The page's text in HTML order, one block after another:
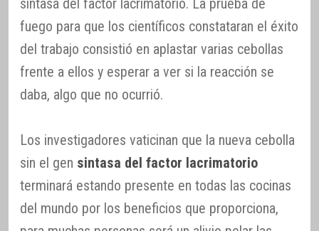
sintasa del factor lacrimatorio. La prueba de
fuego para que los científicos constataran el éxito
del trabajo consistió en aplastar varias cebollas
frente a ellos y esperar a ver si la reacción se
daba, algo que no ocurrió.
Los investigadores vaticinan que la nueva cebolla
sin el gen sintasa del factor lacrimatorio
terminará estando presente en todas las cocinas
del mundo por los beneficios que proporciona,